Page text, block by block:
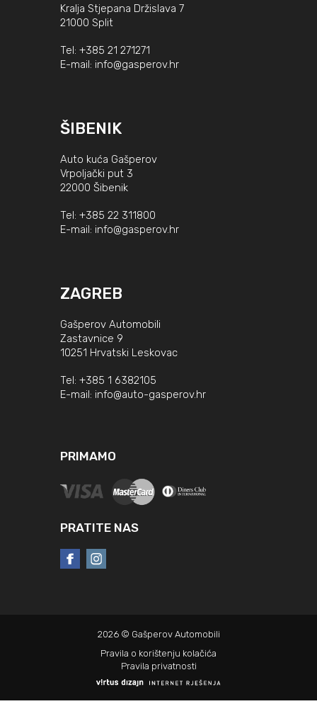
Kralja Stjepana Držislava 7
21000 Split
Tel: +385 21 271271
E-mail: info@gasperov.hr
ŠIBENIK
Auto kuća Gašperov
Vrpoljački put 3
22000 Šibenik
Tel: +385 22 311800
E-mail: info@gasperov.hr
ZAGREB
Gašperov Automobili
Zastavnice 9
10251 Hrvatski Leskovac
Tel: +385 1 6382105
E-mail: info@auto-gasperov.hr
PRIMAMO
PRATITE NAS
2026 © Gašperov Automobili
Pravila o korištenju kolačića
Pravila privatnosti